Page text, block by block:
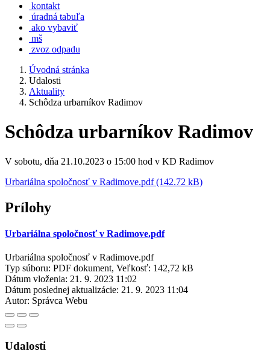
kontakt
úradná tabuľa
ako vybaviť
mš
zvoz odpadu
Úvodná stránka
Udalosti
Aktuality
Schôdza urbarníkov Radimov
Schôdza urbarníkov Radimov
V sobotu, dňa 21.10.2023 o 15:00 hod v KD Radimov
Urbariálna spoločnosť v Radimove.pdf (142.72 kB)
Prílohy
Urbariálna spoločnosť v Radimove.pdf
Urbariálna spoločnosť v Radimove.pdf
Typ súboru: PDF dokument, Veľkosť: 142,72 kB
Dátum vloženia: 21. 9. 2023 11:02
Dátum poslednej aktualizácie: 21. 9. 2023 11:04
Autor: Správca Webu
Udalosti